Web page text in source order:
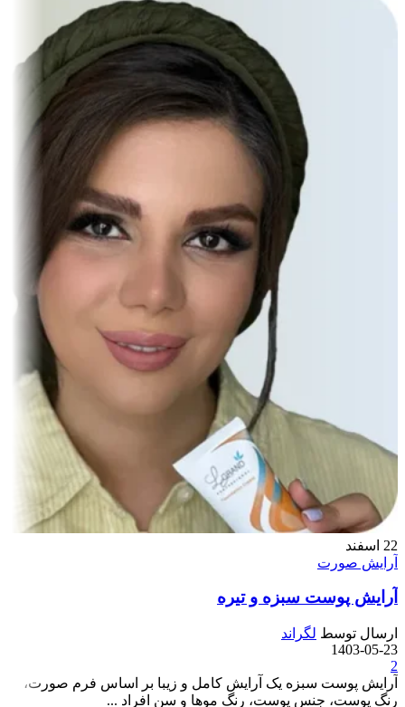
22 اسفند
آرایش صورت
آرایش پوست سبزه و تیره
ارسال توسط لگراند
1403-05-23
2
آرایش پوست سبزه یک آرایش کامل و زیبا بر اساس فرم صورت،
رنگ پوست، جنس پوست، رنگ موها و سن افراد ...